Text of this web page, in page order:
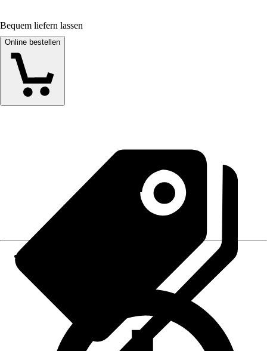
Bequem liefern lassen
Online bestellen